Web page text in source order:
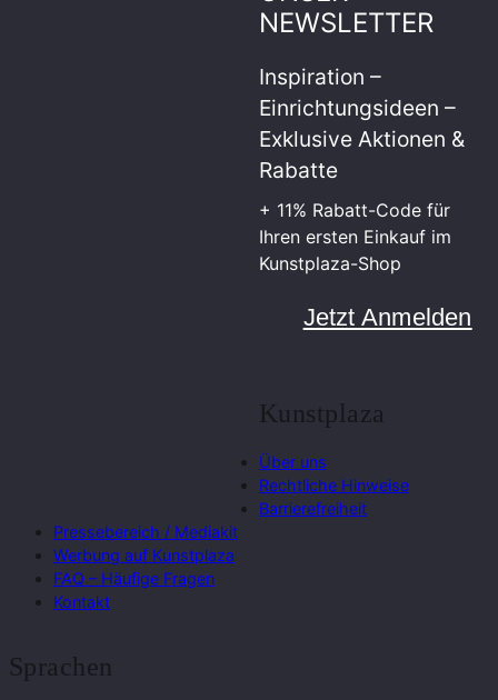
NEWSLETTER
Inspiration –
Einrichtungsideen –
Exklusive Aktionen &
Rabatte
+ 11% Rabatt-Code für
Ihren ersten Einkauf im
Kunstplaza-Shop
Jetzt Anmelden
Kunstplaza
Über uns
Rechtliche Hinweise
Barrierefreiheit
Pressebereich / Mediakit
Werbung auf Kunstplaza
FAQ – Häufige Fragen
Kontakt
Sprachen